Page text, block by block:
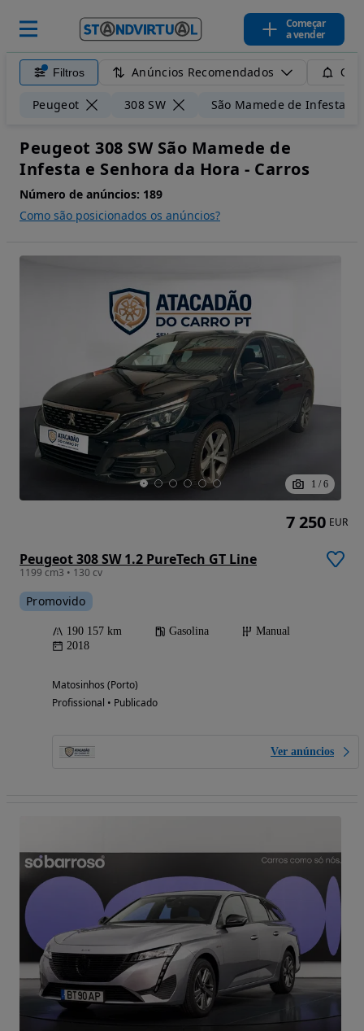
Começar
a vender
Filtros Anúncios Recomendados
Peugeot 308 SW São Mamede de Infesta e
Peugeot 308 SW São Mamede de
Infesta e Senhora da Hora - Carros
Número de anúncios: 189
Como são posicionados os anúncios?
1 / 6
Peugeot 308 SW 1.2 PureTech GT Line
1199 cm3 • 130 cv
Promovido
190 157 km Gasolina
Manual
2018
Matosinhos (Porto)
Profissional • Publicado
Ver anúncios
7 250 EUR